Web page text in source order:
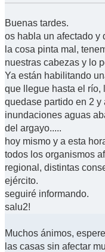
Buenas tardes.
os habla un afectado y
la cosa pinta mal,
nuestras cabezas y lo
Ya están habilitando
que llegue hasta el río,
quedase partido en 2
inundaciones aguas
del argayo.....
hoy mismo y a esta
todos los organismos
regional, distintas
ejército.
seguiré informando.
salu2!
Muchos ánimos,
las casas sin afectar